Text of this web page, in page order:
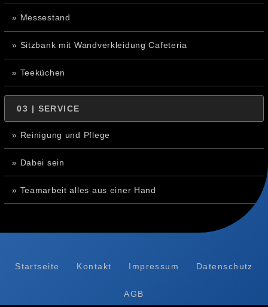
» Messestand
» Sitzbank mit Wandverkleidung Cafeteria
» Teeküchen
03 | SERVICE
» Reinigung und Pflege
» Dabei sein
» Teamarbeit alles aus einer Hand
Startseite Kontakt Impressum Datenschutz
AGB